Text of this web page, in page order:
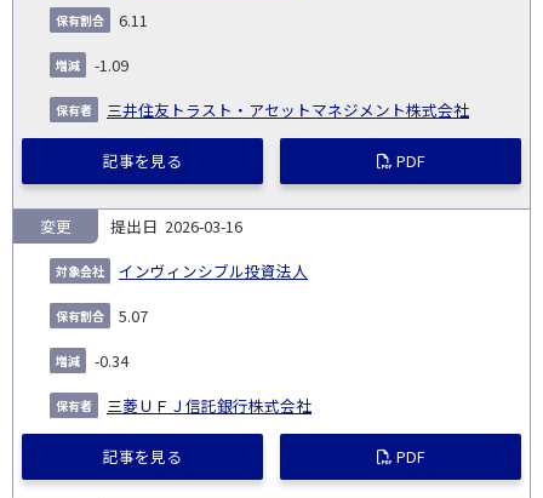
6.11
-1.09
三井住友トラスト・アセットマネジメント株式会社
記事を見る PDF
2026-03-16
インヴィンシブル投資法人
変更
5.07
-0.34
三菱ＵＦＪ信託銀行株式会社
記事を見る PDF